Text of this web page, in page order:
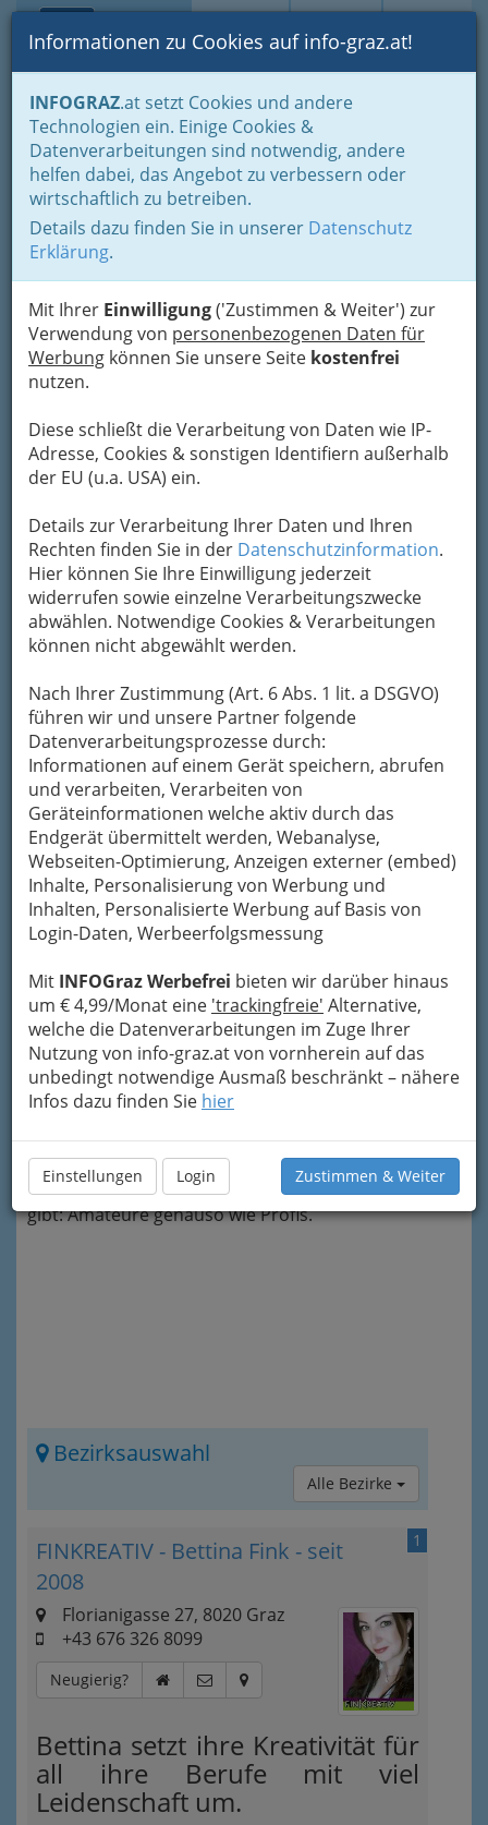
Suche Login Toggle
Informationen zu Cookies auf info-graz.at!
INFOGRAZ.at setzt Cookies und andere
Technologien ein. Einige Cookies &
Datenverarbeitungen sind notwendig, andere
helfen dabei, das Angebot zu verbessern oder
wirtschaftlich zu betreiben.
Details dazu finden Sie in unserer Datenschutz
Erklärung.
Mit Ihrer Einwilligung('Zustimmen & Weiter') zur
Verwendung von personenbezogenen Daten für
Werbung können Sie unsere Seite kostenfrei
nutzen.
Diese schließt die Verarbeitung von Daten wie IP-
Adresse, Cookies & sonstigen Identifiern außerhalb
der EU (u.a. USA) ein.
Details zur Verarbeitung Ihrer Daten und Ihren
Rechten finden Sie in der Datenschutzinformation.
Hier können Sie Ihre Einwilligung jederzeit
widerrufen sowie einzelne Verarbeitungszwecke
abwählen. Notwendige Cookies & Verarbeitungen
können nicht abgewählt werden.
Nach Ihrer Zustimmung (Art. 6 Abs. 1 lit. a DSGVO)
führen wir und unsere Partner folgende
Datenverarbeitungsprozesse durch:
Informationen auf einem Gerät speichern, abrufen
und verarbeiten, Verarbeiten von
Geräteinformationen welche aktiv durch das
Endgerät übermittelt werden, Webanalyse,
Webseiten-Optimierung, Anzeigen externer (embed)
Inhalte, Personalisierung von Werbung und
Inhalten, Personalisierte Werbung auf Basis von
Login-Daten, Werbeerfolgsmessung
Mit INFOGraz Werbefrei bieten wir darüber hinaus
um € 4,99/Monat eine 'trackingfreie' Alternative,
welche die Datenverarbeitungen im Zuge Ihrer
Nutzung von info-graz.at von vornherein auf das
unbedingt notwendige Ausmaß beschränkt – nähere
Infos dazu finden Sie hier
Einstellungen Login Zustimmen & Weiter
Home Branchen Kultur
Künstler und Künstlerinnen
Fotografie - Künstler
Fotografen / Fotografinnen
aus Graz und Umgebung:
Künstler unabhängig vom
jeweiligen 'Brot-Beruf'
Amateure und Berufsfotografen:
in dieser Kategorie entscheidet
nicht die Gewerbeberechtigung -
Künstler und Künstlerinnen!
Menschenbilder, die jährliche Wanderausstellung der
steirischen Berufsfotografen.
Jeder kann knipsen. Auch ein Automat.
Aber nicht jeder kann beobachten.
Photographieren ist nur insofern Kunst, als sich
seiner die Kunst des Beobachtens bedient.
Beobachten ist ein elementar dichterischer
Vorgang.
Auch die Wirklichkeit muss
geformt werden, will man sie zum
Sprechen bringen.Friedrich
Dürrenmatt
Bei unserem Fotowettbewerb anlässlich des
10jährigen Bestehens von
INFOGRAZ.at hat sich
gezeigt, dass es viele gute Fotografen in Graz
gibt: Amateure genauso wie Profis.
Bezirksauswahl
Alle Bezirke
1
FINKREATIV - Bettina Fink - seit
2008
Florianigasse 27, 8020 Graz
+43 676 326 8099
Neugierig?
Bettina setzt ihre Kreativität für
all ihre Berufe mit viel
Leidenschaft um.